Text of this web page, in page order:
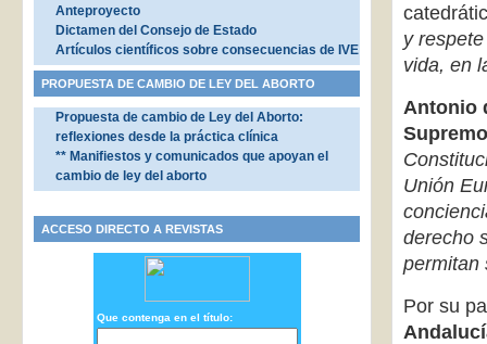
y
vida, en
Antonio
Supremo
Unión
derecho
permitan
Por su
Anteproyecto
Dictamen del Consejo de Estado
Artículos científicos sobre consecuencias de IVE
PROPUESTA DE CAMBIO DE LEY DEL ABORTO
Propuesta de cambio de Ley del Aborto:
reflexiones desde la práctica clínica
** Manifiestos y comunicados que apoyan el
cambio de ley del aborto
ACCESO DIRECTO A REVISTAS
Que contenga en el título: